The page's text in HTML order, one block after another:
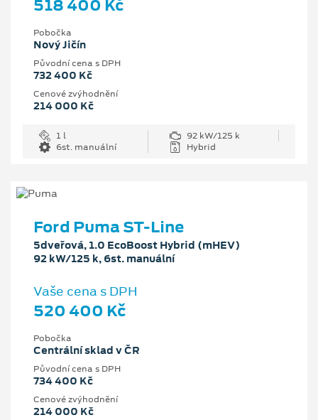
518 400 Kč
Pobočka
Nový Jičín
Původní cena s DPH
732 400 Kč
Cenové zvýhodnění
214 000 Kč
1 l
92 kW/125 k
6st. manuální
Hybrid
Ford Puma ST-Line
5dveřová, 1.0 EcoBoost Hybrid (mHEV)
92 kW/125 k, 6st. manuální
Vaše cena s DPH
520 400 Kč
Pobočka
Centrální sklad v ČR
Původní cena s DPH
734 400 Kč
Cenové zvýhodnění
214 000 Kč